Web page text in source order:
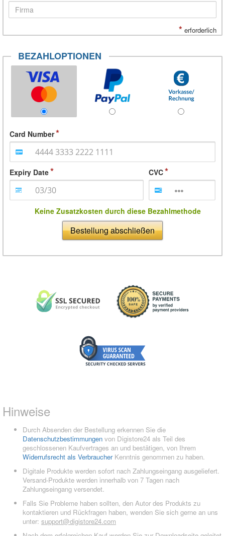
* erforderlich
BEZAHLOPTIONEN
Card Number
Expiry Date CVC
Keine Zusatzkosten durch diese Bezahlmethode
Bestellung abschließen
Hinweise
Durch Absenden der Bestellung erkennen Sie die
Datenschutzbestimmungen von Digistore24 als Teil des
geschlossenen Kaufvertrages an und bestätigen, von Ihrem
Widerrufsrecht als VerbraucherKenntnis genommen zu haben.
Digitale Produkte werden sofort nach Zahlungseingang ausgeliefert.
Versand-Produkte werden innerhalb von 7 Tagen nach
Zahlungseingang versendet.
Falls Sie Probleme haben sollten, den Autor des Produkts zu
kontaktieren und Rückfragen haben, wenden Sie sich gerne an uns
unter: support@digistore24.com